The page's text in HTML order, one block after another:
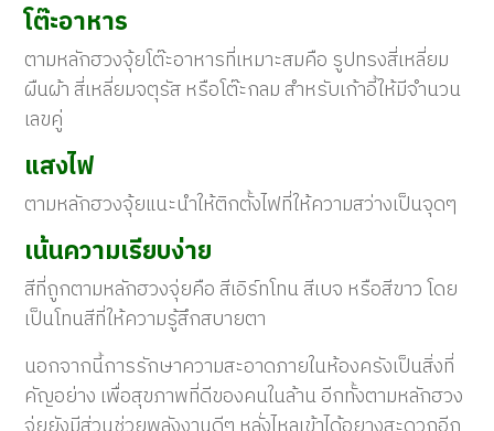
โต๊ะอาหาร
ตามหลักฮวงจุ้ยโต๊ะอาหารที่เหมาะสมคือ รูปทรงสี่เหลี่ยม
ผืนผ้า สี่เหลี่ยมจตุรัส หรือโต๊ะกลม สำหรับเก้าอี้ให้มีจำนวน
เลขคู่
แสงไฟ
ตามหลักฮวงจุ้ยแนะนำให้ติกตั้งไฟที่ให้ความสว่างเป็นจุดๆ
เน้นความเรียบง่าย
สีที่ถูกตามหลักฮวงจุ่ยคือ สีเอิร์ทโทน สีเบจ หรือสีขาว โดย
เป็นโทนสีที่ให้ความรู้สึกสบายตา
นอกจากนี้การรักษาความสะอาดภายในห้องครังเป็นสิ่งที่
คัญอย่าง เพื่อสุขภาพที่ดีของคนในล้าน อีกทั้งตามหลักฮวง